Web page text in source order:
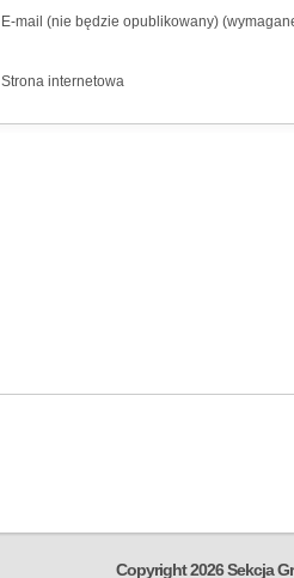
E-mail (nie będzie opublikowany)
Strona internetowa
Copyright 2026 Sekcja